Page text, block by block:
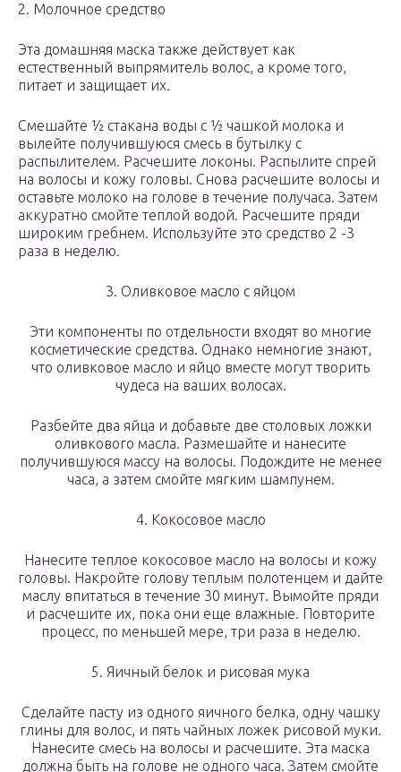
2. Молочное средство
Эта домашняя маска также действует как
естественный выпрямитель волос, а кроме того,
питает и защищает их.
Смешайте ½ стакана воды с ½ чашкой молока и
вылейте получившуюся смесь в бутылку с
распылителем. Расчешите локоны. Распылите спрей
на волосы и кожу головы. Снова расчешите волосы и
оставьте молоко на голове в течение получаса. Затем
аккуратно смойте теплой водой. Расчешите пряди
широким гребнем. Используйте это средство 2 -3
раза в неделю.
3. Оливковое масло с яйцом
Эти компоненты по отдельности входят во многие
косметические средства. Однако немногие знают,
что оливковое масло и яйцо вместе могут творить
чудеса на ваших волосах.
Разбейте два яйца и добавьте две столовых ложки
оливкового масла. Размешайте и нанесите
получившуюся массу на волосы. Подождите не менее
часа, а затем смойте мягким шампунем.
4. Кокосовое масло
Нанесите теплое кокосовое масло на волосы и кожу
головы. Накройте голову теплым полотенцем и дайте
маслу впитаться в течение 30 минут. Вымойте пряди
и расчешите их, пока они еще влажные. Повторите
процесс, по меньшей мере, три раза в неделю.
5. Яичный белок и рисовая мука
Сделайте пасту из одного яичного белка, одну чашку
глины для волос, и пять чайных ложек рисовой муки.
Нанесите смесь на волосы и расчешите. Эта маска
должна быть на голове не одного часа. Затем смойте